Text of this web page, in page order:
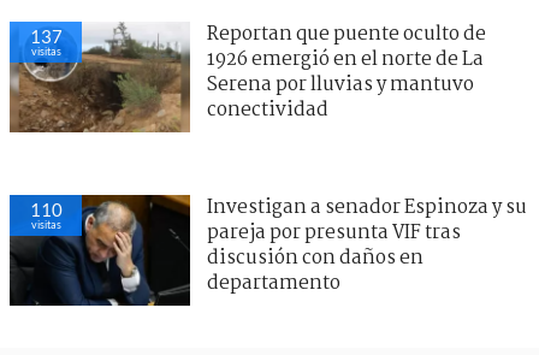
137
visitas
Reportan que puente oculto de
1926 emergió en el norte de La
Serena por lluvias y mantuvo
conectividad
110
visitas
Investigan a senador Espinoza y su
pareja por presunta VIF tras
discusión con daños en
departamento